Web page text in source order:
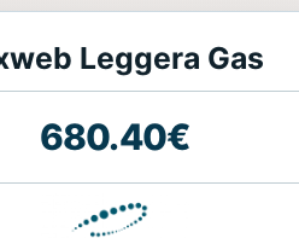
Leggera Gas
680.40€